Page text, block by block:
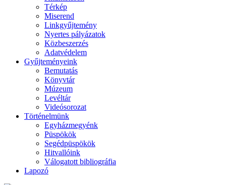
Térkép
Miserend
Linkgyűjtemény
Nyertes pályázatok
Közbeszerzés
Adatvédelem
Gyűjteményeink
Bemutatás
Könyvtár
Múzeum
Levéltár
Videósorozat
Történelmünk
Egyházmegyénk
Püspökök
Segédpüspökök
Hitvallóink
Válogatott bibliográfia
Lapozó